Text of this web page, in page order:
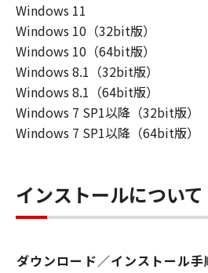
に、本契約の条件の下で
エア」を使用させること
場合、お客様には、かか
を本契約の条件に従わせ
べての責任を負っていた
す。 (2) お客様は、再使
布、貸与その他の方法に
(3) お客様は、「本ソフ
または一部を修正、改
ンブル等することはでき
Windows 11
Windows 10（32bit版）
Windows 10（64bit版）
Windows 8.1（32bit版）
Windows 8.1（64bit版）
Windows 7 SP1以降（32bit版）
Windows 7 SP1以降（64bit版）
インストールについて
ダウンロード／インストール手